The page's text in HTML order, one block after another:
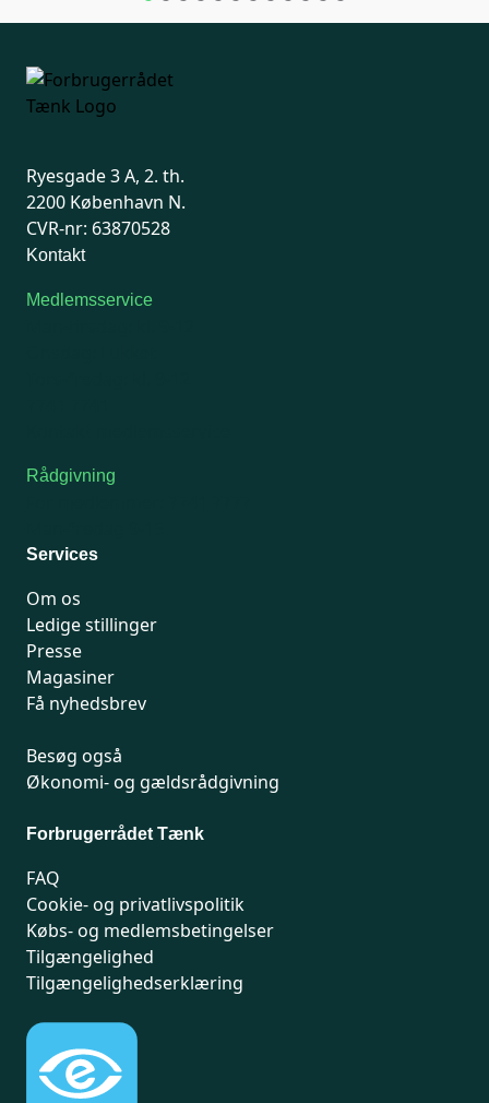
Ryesgade 3 A, 2. th.
2200 København N.
CVR-nr: 63870528
Kontakt
Medlemsservice
Rådgivning
Services
Om os
Ledige stillinger
Presse
Magasiner
Få nyhedsbrev
Besøg også
Økonomi- og gældsrådgivning
Forbrugerrådet Tænk
FAQ
Cookie- og privatlivspolitik
Købs- og medlemsbetingelser
Tilgængelighed
Tilgængelighedserklæring